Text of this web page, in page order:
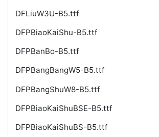
DFLiuW3U-B5.ttf
DFPBiaoKaiShu-B5.ttf
DFPBanBo-B5.ttf
DFPBangBangW5-B5.ttf
DFPBangShuW8-B5.ttf
DFPBiaoKaiShuBSE-B5.ttf
DFPBiaoKaiShuBS-B5.ttf